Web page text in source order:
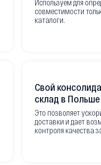
Используем для
совместимости
каталоги.
Свой
склад в Польше
Это позволяет
доставки и дает
контроля качества